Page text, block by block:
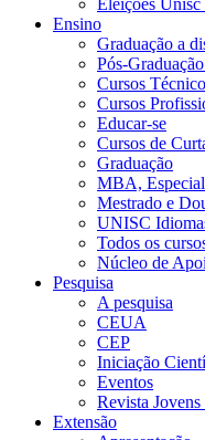
Eleições Unisc
Ensino
Graduação a
Pós-
Cursos
Cursos
Educar-se
Cursos de
Graduação
MBA,
Mestrado e
UNISC
Todos os
Núcleo de
Pesquisa
A pesquisa
CEUA
CEP
Iniciação
Eventos
Revista
Extensão